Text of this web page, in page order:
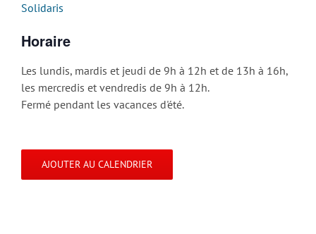
Solidaris
Horaire
Les lundis, mardis et jeudi de 9h à 12h et de 13h à 16h,
les mercredis et vendredis de 9h à 12h.
Fermé pendant les vacances d'été.
AJOUTER AU CALENDRIER